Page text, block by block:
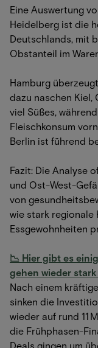
Eine Auswertung
Heidelberg ist die
Deutschlands, mit
Obstanteil im
Hamburg
dazu naschen
viel Süßes,
Fleischkonsum
Berlin ist führend
Fazit: Die Analyse
und Ost-West-
von
wie stark regionale
Essgewohnheiten
📉 Hier gibt es
gehen wieder
Nach einem
sinken die
wieder auf rund 11
die Frühphasen-
Deals gingen um